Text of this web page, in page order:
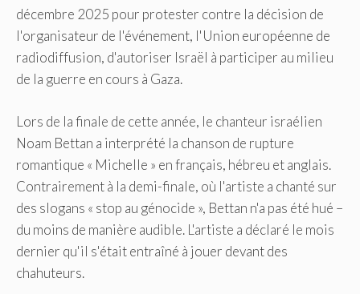
décembre 2025 pour protester contre la décision de
l'organisateur de l'événement, l'Union européenne de
radiodiffusion, d'autoriser Israël à participer au milieu
de la guerre en cours à Gaza.
Lors de la finale de cette année, le chanteur israélien
Noam Bettan a interprété la chanson de rupture
romantique « Michelle » en français, hébreu et anglais.
Contrairement à la demi-finale, où l'artiste a chanté sur
des slogans « stop au génocide », Bettan n'a pas été hué –
du moins de manière audible. L'artiste a déclaré le mois
dernier qu'il s'était entraîné à jouer devant des
chahuteurs.